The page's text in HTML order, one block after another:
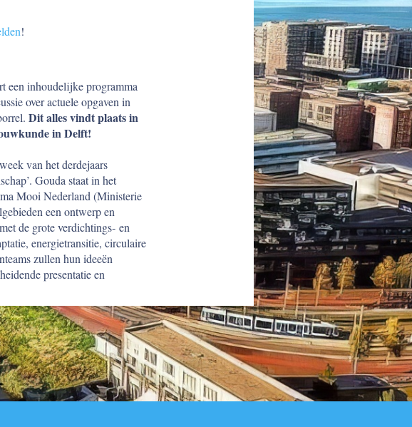
!
een inhoudelijke programma
over actuele opgaven in
Dit alles vindt plaats in
in Delft!
van het derdejaars
Gouda staat in het
Mooi Nederland (Ministerie
een ontwerp en
de grote verdichtings‐ en
energietransitie, circulaire
zullen hun ideeën
presentatie en